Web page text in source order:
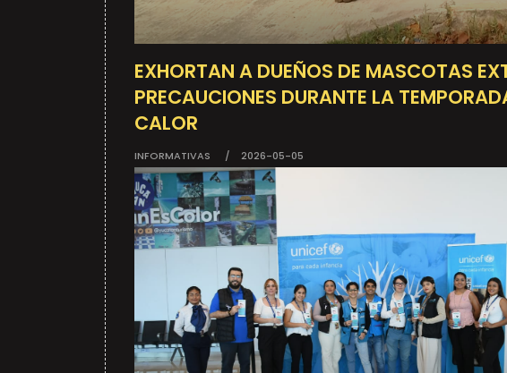
EXHORTAN A DUEÑOS DE MASCOTAS
PRECAUCIONES DURANTE LA
CALOR
INFORMATIVAS 2026-05-05